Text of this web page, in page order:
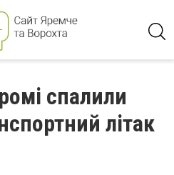
спалили
літак